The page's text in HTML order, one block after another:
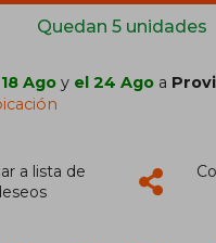
Quedan 5 unidades
Ago y el 24 Ago a
a lista de